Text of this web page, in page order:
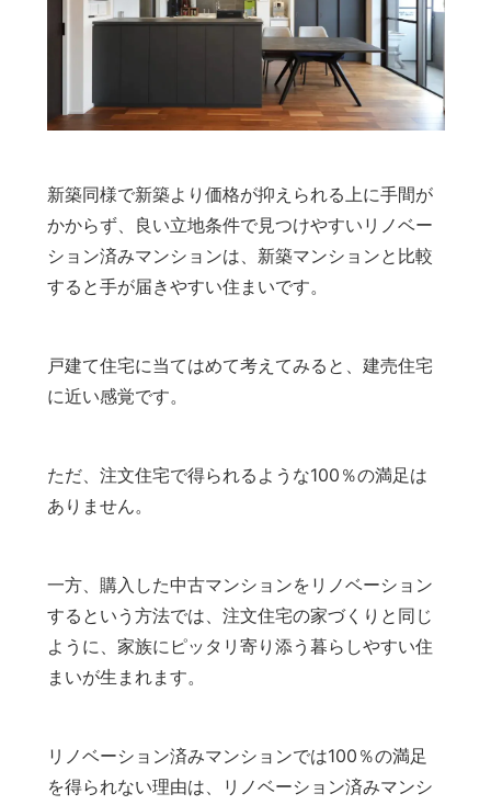
新築同様で新築より価格が抑えられる上に手間が
かからず、良い立地条件で見つけやすいリノベー
ション済みマンションは、新築マンションと比較
すると手が届きやすい住まいです。
戸建て住宅に当てはめて考えてみると、建売住宅
に近い感覚です。
ただ、注文住宅で得られるような100％の満足は
ありません。
一方、購入した中古マンションをリノベーション
するという方法では、注文住宅の家づくりと同じ
ように、家族にピッタリ寄り添う暮らしやすい住
まいが生まれます。
リノベーション済みマンションでは100％の満足
を得られない理由は、リノベーション済みマンシ